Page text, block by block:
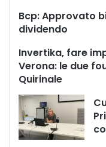
Bcp: Approvato
dividendo
Invertika, fare
Verona: le due
Quirinale